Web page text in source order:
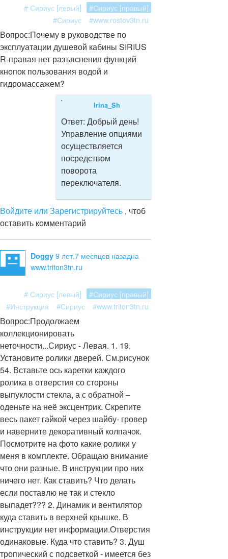
# Сириус [левый]
#Сириус [правый]
#Сириус
#www.rostov3tn.ru
Вопрос:Почему в руководстве по
эксплуатации душевой кабины SIRIUS
R-правая нет разъяснения функций
кнопок пользования водой и
гидромассажем?
Irina_Sh
Ответ: Добрый день!
Управление опциями
осуществляется
посредством
поворота
переключателя.
Войдите или Зарегистрируйтесь , чтоб
оставить комментарий
Doggy 9 лет,7 месяцев назадна
www.triton3tn.ru
# Сириус [левый]
#Сириус [правый]
#Инструкция
#Сириус #www.triton3tn.ru
Вопрос:Продолжаем
коллекционировать
неточности...Сириус - Левая. 1. 19.
Установите ролики дверей. См.рисунок
54. Вставьте ось каретки каждого
ролика в отверстия со стороны
выпуклости стекла, а с обратной –
оденьте на неё эксцентрик. Скрепите
весь пакет гайкой через шайбу- гровер
и наверните декоративный колпачок.
Посмотрите на фото какие ролики у
меня в комплекте. Обращаю внимание
что они разные. В инструкции про них
ничего нет. Как ставить? Что делать
если поставлю не так и стекло
выпадет??? 2. Динамик и вентилятор
куда ставить в верхней крышке. В
инструкции нет информации.Отверстия
одинаковые. Куда что ставить? 3. Душ
тропический с подсветкой - имеется без